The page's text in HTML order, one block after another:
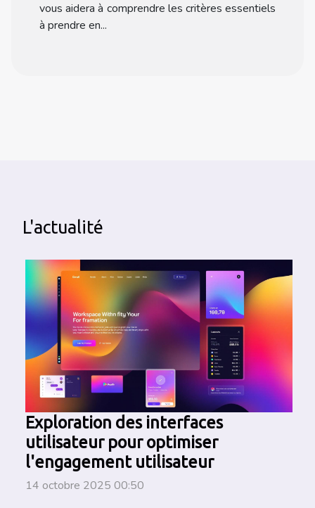
vous aidera à comprendre les critères essentiels
à prendre en...
L'actualité
Exploration des interfaces
utilisateur pour optimiser
l'engagement utilisateur
14 octobre 2025 00:50